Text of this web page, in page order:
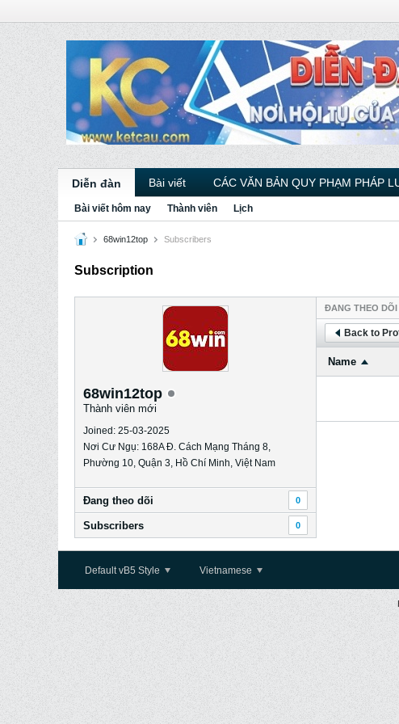
Diễn đàn Bài viết CÁC VĂN BẢN QUY PHẠM PHÁP
Bài viết hôm nay Thành viên Lịch
68win12top Subscribers
Subscription
68win12top
Thành viên mới
Joined: 25-03-2025
Nơi Cư Ngụ: 168A Đ. Cách Mạng Tháng 8,
Phường 10, Quận 3, Hồ Chí Minh, Việt Nam
Ðang theo dõi 0
Subscribers 0
ÐANG THEO DÕI
Back to
Name
Default vB5 Style Vietnamese